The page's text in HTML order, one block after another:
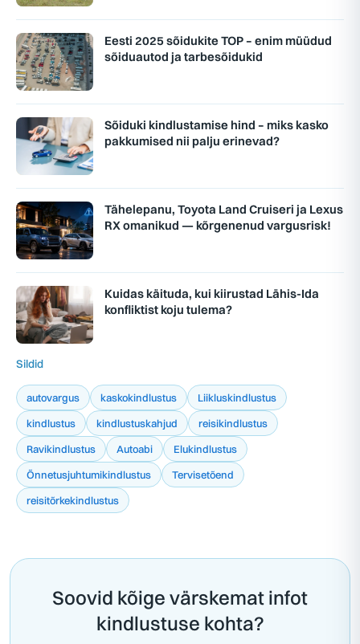
Eesti 2025 sõidukite TOP – enim müüdud
sõiduautod ja tarbesõidukid
Sõiduki kindlustamise hind – miks kasko
pakkumised nii palju erinevad?
Tähelepanu, Toyota Land Cruiseri ja Lexus
RX omanikud — kõrgenenud vargusrisk!
Kuidas käituda, kui kiirustad Lähis-Ida
konfliktist koju tulema?
Sildid
autovargus kaskokindlustus
Liikluskindlustus
kindlustus
kindlustuskahjud
reisikindlustus
Ravikindlustus
Autoabi
Elukindlustus
Õnnetusjuhtumikindlustus
Tervisetõend
reisitõrkekindlustus
Soovid kõige värskemat infot
kindlustuse kohta?